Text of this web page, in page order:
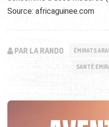
Source: africaguinee.com
PAR LA RANDO ÉMIRATS
SANTÉ